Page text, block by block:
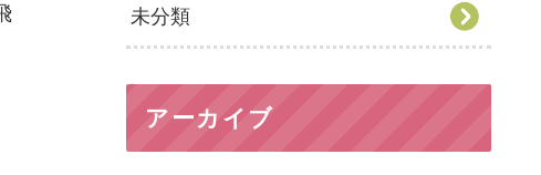
未分類
アーカイブ